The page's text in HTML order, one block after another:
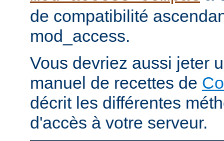
de compatibilité
mod_access.
Vous devriez aussi jeter
manuel de recettes de
décrit les différentes
d'accès à votre serveur.